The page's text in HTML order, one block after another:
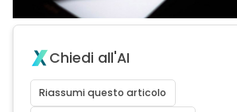
Chiedi all'AI
Riassumi questo articolo